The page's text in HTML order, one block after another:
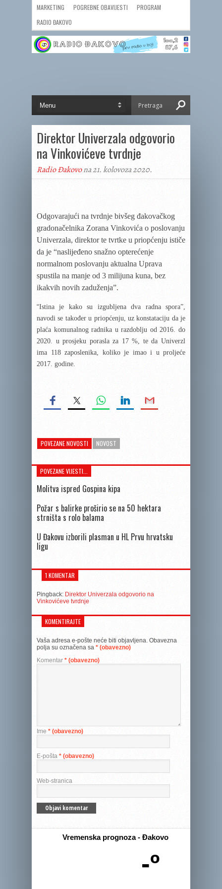
MARKETING POGREBNE OBAVIJESTI
PROGRAM
RADIO ĐAKOVO
Direktor Univerzala odgovorio
na Vinkovićeve tvrdnje
Radio Đakovona 21. kolovoza 2020.
Odgovarajući na tvrdnje bivšeg đakovačkog
gradonačelnika Zorana Vinkovića o poslovanju
Univerzala, direktor te tvrtke u priopćenju ističe
da je “naslijeđeno snažno opterećenje
normalnom poslovanju aktualna Uprava
spustila na manje od 3 milijuna kuna, bez
ikakvih novih zaduženja”.
“Istina je kako su izgubljena dva radna spora”,
navodi se također u priopćenju, uz konstataciju da je
plaća komunalnog radnika u razdoblju od 2016. do
2020. u prosjeku porasla za 17 %, te da Univerzl
ima 118 zaposlenika, koliko je imao i u proljeće
2017. godine.
POVEZANE NOVOSTI NOVOST
POVEZANE VIJESTI...
Molitva ispred Gospina kipa
Požar s balirke proširio se na 50 hektara
strništa s rolo balama
U Đakovu izborili plasman u HL Prvu hrvatsku
ligu
1 KOMENTAR
Pingback: Direktor Univerzala odgovorio na
Vinkovićeve tvrdnje
KOMENTIRAJTE
Vaša adresa e-pošte neće biti objavljena. Obavezna
polja su označena sa * (obavezno)
Komentar * (obavezno)
Ime * (obavezno)
E-pošta * (obavezno)
Web-stranica
Vremenska prognoza - Đakovo
-º